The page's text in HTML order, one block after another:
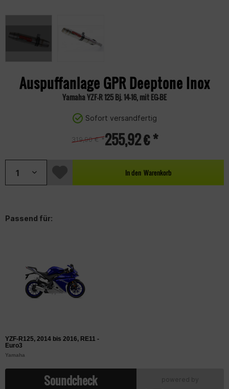
Auspuffanlage GPR Deeptone Inox
Yamaha YZF-R 125 Bj. 14-16, mit EG-BE
Sofort versandfertig
255,92 € *
319,90 € *
In den Warenkorb
Passend für:
YZF-R125, 2014 bis 2016, RE11 -
Euro3
Yamaha
Soundcheck powered by